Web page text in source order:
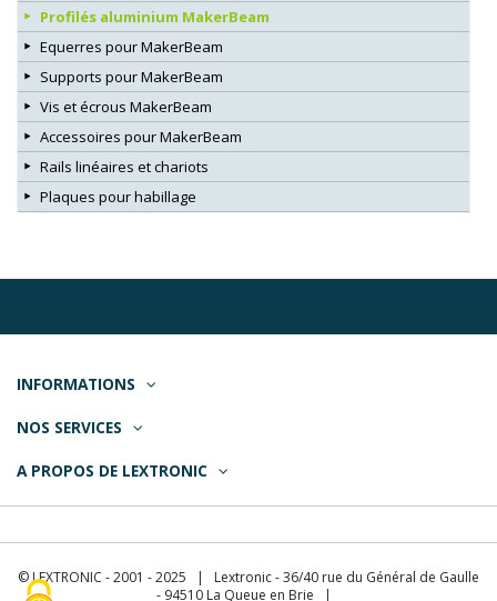
Profilés aluminium MakerBeam
Equerres pour MakerBeam
Supports pour MakerBeam
Vis et écrous MakerBeam
Accessoires pour MakerBeam
Rails linéaires et chariots
Plaques pour habillage
INFORMATIONS
NOS SERVICES
A PROPOS DE LEXTRONIC
© LEXTRONIC - 2001 - 2025 | Lextronic - 36/40 rue du Général de Gaulle
- 94510 La Queue en Brie |